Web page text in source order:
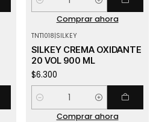
Cantidad
Comprar ahora
TNT1018|SILKEY
SILKEY CREMA OXIDANTE
20 VOL 900 ML
$6.300
Cantidad
Comprar ahora